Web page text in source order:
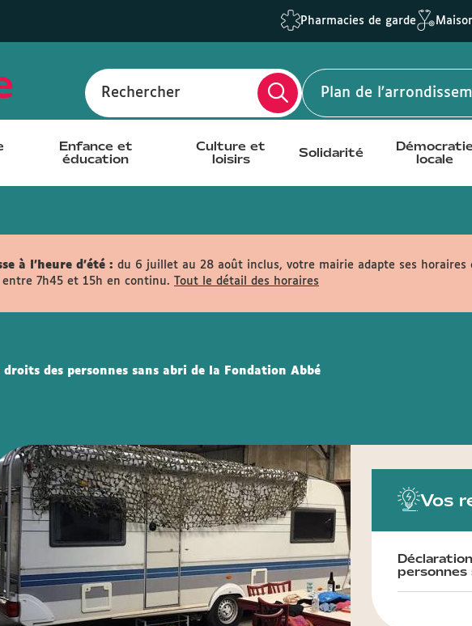
Pharmacies de garde
Rechercher Plan de
Enfance et
éducation
Culture et
loisirs
Solidarité
Démocratie
locale
à l'heure d'été : du 6 juillet au 28 août inclus, votre mairie adapte ses horaires
entre 7h45 et 15h en continu. Tout le détail des horaires
des personnes sans abri de la Fondation Abbé
Vos
personnes